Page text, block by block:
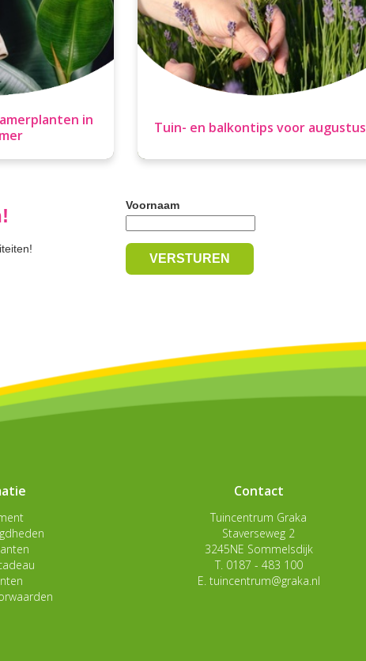
in
Tuin- en balkontips voor augustus
Voornaam
Contact
Tuincentrum Graka
Staverseweg 2
3245NE Sommelsdijk
T. 0187 - 483 100
E. tuincentrum@graka.nl